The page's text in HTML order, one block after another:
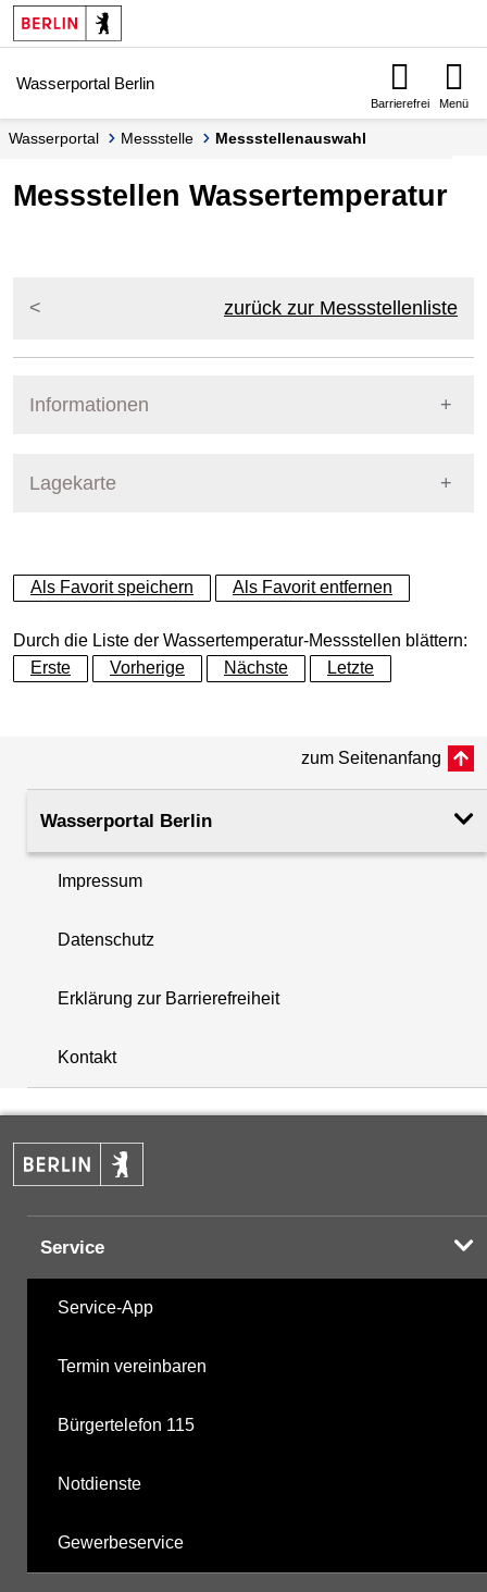
Springe zur Navigation
Springe zum Inhalt
Wasserportal Berlin
Barrierefrei Menü
Wasserportal Messstelle Messstellenauswahl
Messstellen Wassertemperatur
zurück zur Messstellenliste
Informationen
Lagekarte
+
−
+
−
Als Favorit speichern Als Favorit entfernen
Durch die Liste der Wassertemperatur-Messstellen blättern:
Erste
Vorherige Nächste Letzte
zum Seitenanfang
Wasserportal Berlin
Impressum
Datenschutz
Erklärung zur Barrierefreiheit
Kontakt
Service
Service-App
Termin vereinbaren
Bürgertelefon 115
Notdienste
Gewerbeservice